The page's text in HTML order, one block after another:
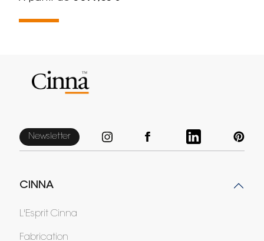
Newsletter
CINNA
L'Esprit Cinna
Fabrication